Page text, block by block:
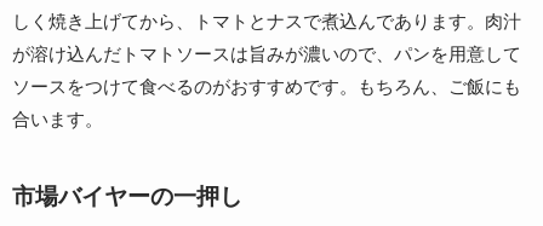
しく焼き上げてから、トマトとナスで煮込んであります。肉汁
が溶け込んだトマトソースは旨みが濃いので、パンを用意して
ソースをつけて食べるのがおすすめです。もちろん、ご飯にも
合います。
市場バイヤーの一押し